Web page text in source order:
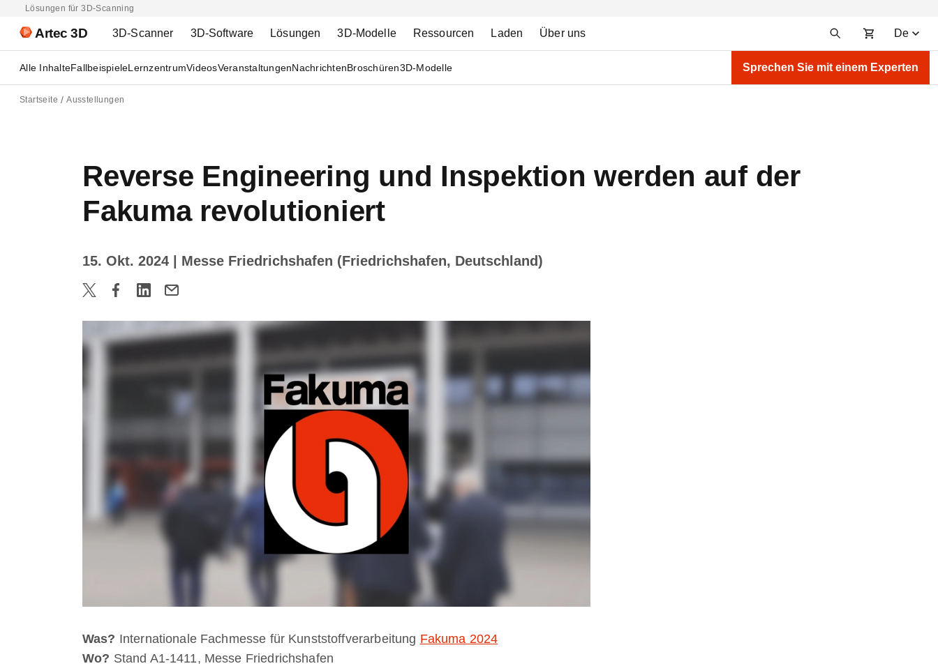
Lösungen für 3D-Scanning
Artec 3D 3D-Scanner 3D-Software Lösungen 3D-Modelle Ressourcen Laden Über uns De
Alle InhalteFallbeispieleLernzentrumVideosVeranstaltungenNachrichtenBroschüren3D-Modelle Sprechen Sie mit einem Experten
Startseite Ausstellungen
Reverse Engineering und Inspektion werden auf der
Fakuma revolutioniert
15. Okt. 2024 | Messe Friedrichshafen (Friedrichshafen, Deutschland)
Was? Internationale Fachmesse für Kunststoffverarbeitung Fakuma 2024
Wo? Stand A1-1411, Messe Friedrichshafen